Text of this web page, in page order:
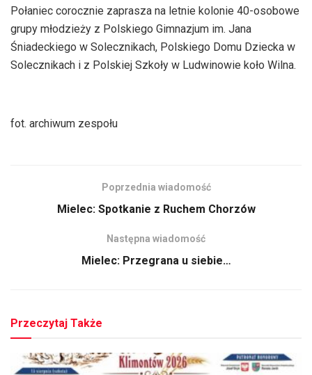
Połaniec corocznie zaprasza na letnie kolonie 40-osobowe
grupy młodzieży z Polskiego Gimnazjum im. Jana
Śniadeckiego w Solecznikach, Polskiego Domu Dziecka w
Solecznikach i z Polskiej Szkoły w Ludwinowie koło Wilna.
fot. archiwum zespołu
Poprzednia wiadomość
Mielec: Spotkanie z Ruchem Chorzów
Następna wiadomość
Mielec: Przegrana u siebie…
Przeczytaj Także